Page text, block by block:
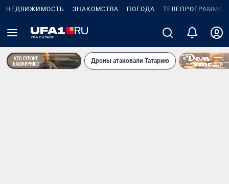
НЕДВИЖИМОСТЬ ЗНАКОМСТВА ПОГОДА ТЕЛЕПРОГРАММА
Дроны атаковали Татарию